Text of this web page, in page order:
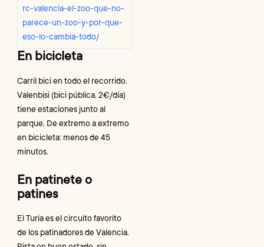
rc-valencia-el-zoo-que-no-
parece-un-zoo-y-por-que-
eso-lo-cambia-todo/
En bicicleta
Carril bici en todo el recorrido.
Valenbisi (bici pública, 2€/día)
tiene estaciones junto al
parque. De extremo a extremo
en bicicleta: menos de 45
minutos.
En patinete o
patines
El Turia es el circuito favorito
de los patinadores de Valencia.